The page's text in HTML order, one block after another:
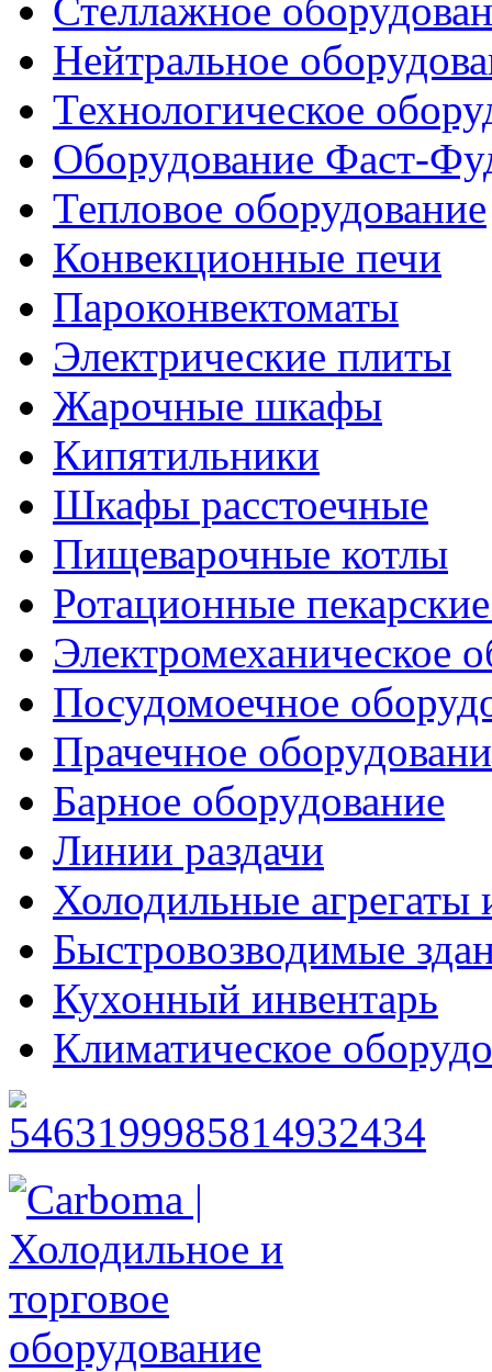
Стеллажное
Нейтральное
Технологическое
Оборудование Фаст-
Тепловое оборудование
Конвекционные печи
Пароконвектоматы
Электрические плиты
Жарочные шкафы
Кипятильники
Шкафы расстоечные
Пищеварочные котлы
Ротационные
Электромеханическое
Посудомоечное
Прачечное
Барное оборудование
Линии раздачи
Холодильные агрегаты
Быстровозводимые
Кухонный инвентарь
Климатическое